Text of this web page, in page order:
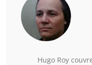
Hugo Roy